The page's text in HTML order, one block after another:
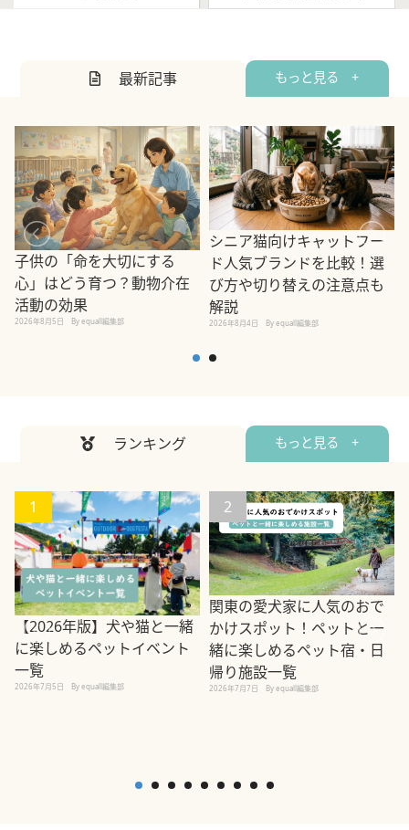
最新記事 もっと見る +
子供の「命を大切にする
心」はどう育つ？動物介在
活動の効果
2026年8月5日 By equall編集部
シニア猫向けキャットフー
ド人気ブランドを比較！選
び方や切り替えの注意点も
解説
2026年8月4日 By equall編集部
ランキング もっと見る +
1
【2026年版】犬や猫と一緒
に楽しめるペットイベント
一覧
2026年7月5日 By equall編集部
2
関東の愛犬家に人気のおで
かけスポット！ペットと一
緒に楽しめるペット宿・日
帰り施設一覧
2026年7月7日 By equall編集部